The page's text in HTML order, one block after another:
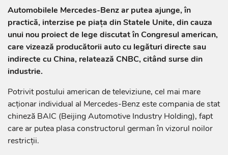
Automobilele Mercedes-Benz ar putea ajunge, în
practică, interzise pe piața din Statele Unite, din cauza
unui nou proiect de lege discutat în Congresul american,
care vizează producătorii auto cu legături directe sau
indirecte cu China, relatează CNBC, citând surse din
industrie.
Potrivit postului american de televiziune, cel mai mare
acționar individual al Mercedes-Benz este compania de stat
chineză BAIC (Beijing Automotive Industry Holding), fapt
care ar putea plasa constructorul german în vizorul noilor
restricții.